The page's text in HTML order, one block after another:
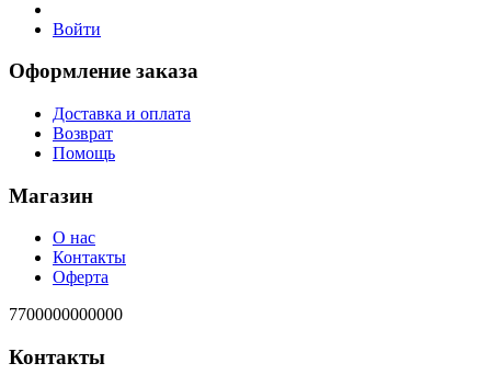
Войти
Оформление заказа
Доставка и оплата
Возврат
Помощь
Магазин
О нас
Контакты
Оферта
7700000000000
Контакты